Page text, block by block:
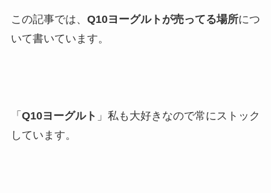
この記事では、 Q10ヨーグルトが売ってる場所につ
いて書いています。
「 Q10ヨーグルト 」私も大好きなので常にストック
しています。